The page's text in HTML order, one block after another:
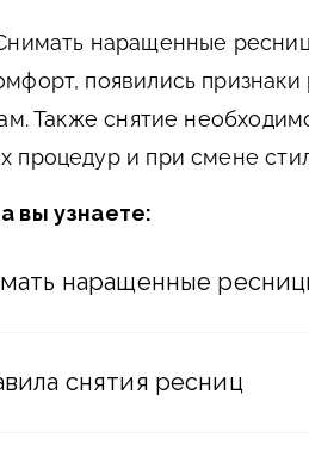
наращенные
появились
Также снятие
процедур и при смене
вы узнаете:
наращенные
снятия ресниц